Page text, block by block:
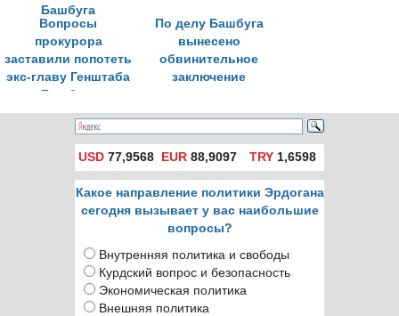
Вопросы
прокурора
заставили попотеть
экс-главу Генштаба
Башбуга
По делу Башбуга
вынесено
обвинительное
заключение
USD 77,9568 EUR 88,9097 TRY1,6598
Какое направление политики Эрдогана
сегодня вызывает у вас наибольшие
вопросы?
Внутренняя политика и свободы
Курдский вопрос и безопасность
Экономическая политика
Внешняя политика